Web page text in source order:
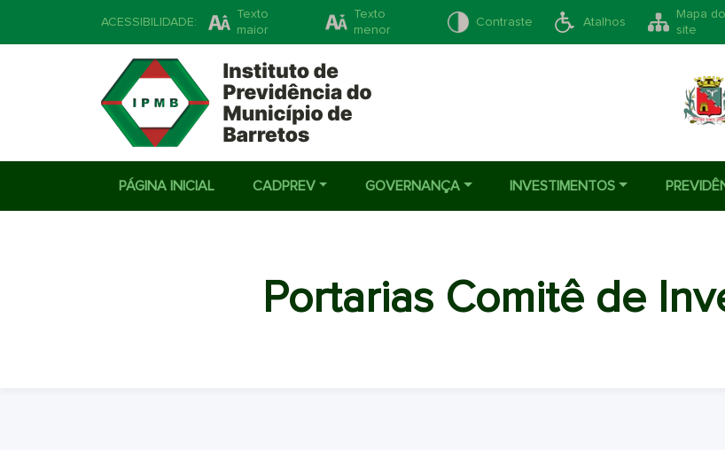
ACESSIBILIDADE:
Texto
maior
Texto
menor
Contraste Atalhos
Mapa do
site
PÁGINA INICIAL CADPREV GOVERNANÇA INVESTIMENTOS
Portarias Comitê de